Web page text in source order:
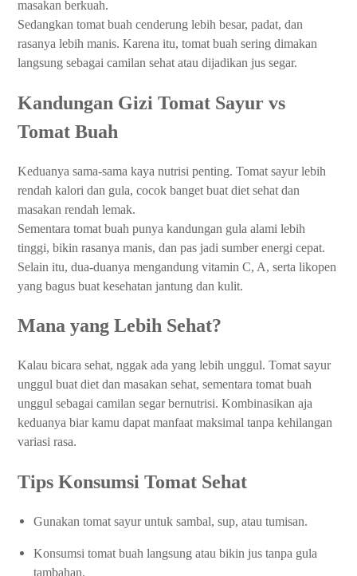
masakan berkuah.
Sedangkan tomat buah cenderung lebih besar, padat, dan
rasanya lebih manis. Karena itu, tomat buah sering dimakan
langsung sebagai camilan sehat atau dijadikan jus segar.
Kandungan Gizi Tomat Sayur vs
Tomat Buah
Keduanya sama-sama kaya nutrisi penting. Tomat sayur lebih
rendah kalori dan gula, cocok banget buat diet sehat dan
masakan rendah lemak.
Sementara tomat buah punya kandungan gula alami lebih
tinggi, bikin rasanya manis, dan pas jadi sumber energi cepat.
Selain itu, dua-duanya mengandung vitamin C, A, serta likopen
yang bagus buat kesehatan jantung dan kulit.
Mana yang Lebih Sehat?
Kalau bicara sehat, nggak ada yang lebih unggul. Tomat sayur
unggul buat diet dan masakan sehat, sementara tomat buah
unggul sebagai camilan segar bernutrisi. Kombinasikan aja
keduanya biar kamu dapat manfaat maksimal tanpa kehilangan
variasi rasa.
Tips Konsumsi Tomat Sehat
Gunakan tomat sayur untuk sambal, sup, atau tumisan.
Konsumsi tomat buah langsung atau bikin jus tanpa gula
tambahan.